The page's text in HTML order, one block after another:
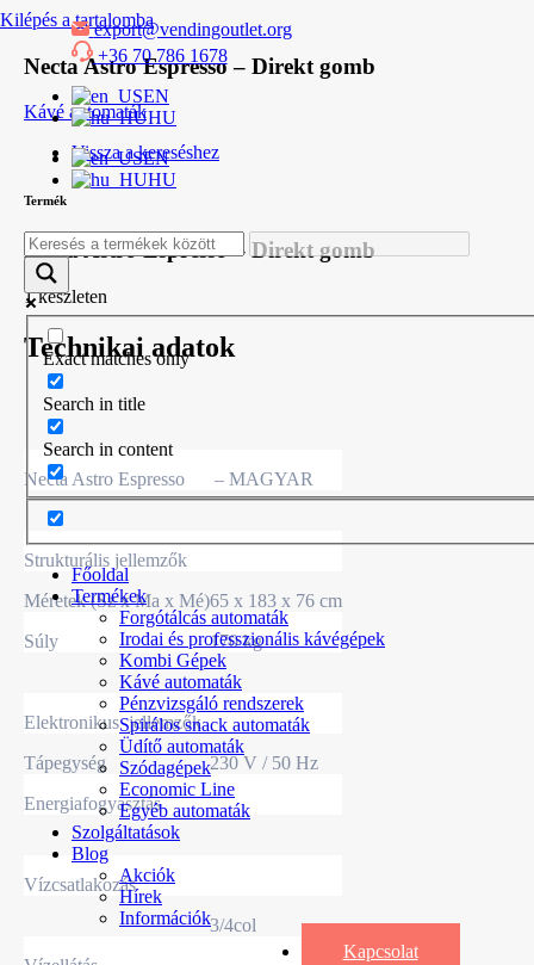
Kilépés a tartalombaexport@vendingoutlet.org
+36 70 786 1678
EN
HU
EN
HU
Exact matches only
Search in title
Search in content
Főoldal
Termékek
Forgótálcás automaták
Irodai és professzionális kávégépek
Kombi Gépek
Kávé automaták
Pénzvizsgáló rendszerek
Spirálos snack automaták
Üdítő automaták
Szódagépek
Economic Line
Egyéb automaták
Szolgáltatások
Blog
Akciók
Hírek
Információk
Kapcsolat
Necta Astro Espresso – Direkt gomb
Kávé automaták
Vissza a kereséshez
Termék
Necta Astro Espresso – Direkt gomb
1 készleten
Technikai adatok
Necta Astro Espresso – MAGYAR
Strukturális jellemzők
Méretek (Sz x Ma x Mé)65 x 183 x 76 cm
Súly
170 kg
Elektronikus jellemzők
Tápegység
230 V / 50 Hz
Energiafogyasztás
Vízcsatlakozás
3/4col